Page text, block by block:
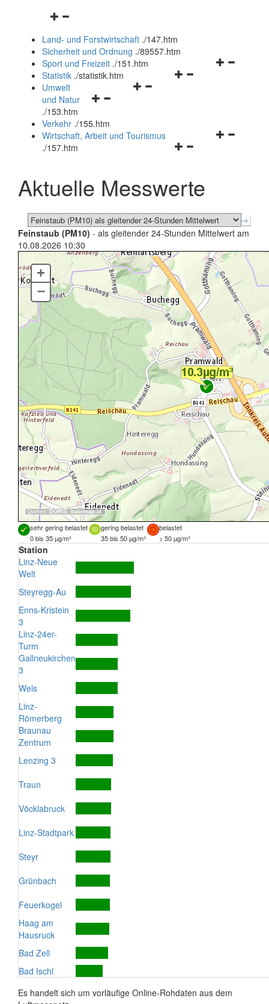
Navigationsmenü
und
schließen
Land- und Forstwirtschaft ./147.htm
Sicherheit und Ordnung ./89557.htm
Navigationsmenü
Sport und Freizeit ./151.htm
Navigationsmenü
Statistik ./statistik.htm
Navigationsmenü
und
schließen
Umwelt
und Natur
./153.htm
Verkehr ./155.htm
Navigationsmenü
schließen
Wirtschaft, Arbeit und Tourismus
./157.htm
Aktuelle Messwerte
Feinstaub (PM10) - als gleitender 24-Stunden Mittelwert am
10.08.2026 10:30
Quellen: DORIS, basemap.at
+
–
sehr gering belastet gering belastet
belastet
0 bis 35 µg/m³
35 bis 50 µg/m³ > 50 µg/m³
Station
Linz-Neue
Welt
Steyregg-Au
Enns-Kristein
3
Linz-24er-
Turm
Gallneukirchen
3
Wels
Linz-
Römerberg
Braunau
Zentrum
Lenzing 3
Traun
Vöcklabruck
Linz-Stadtpark
Steyr
Grünbach
Feuerkogel
Haag am
Hausruck
Bad Zell
Bad Ischl
Es handelt sich um vorläufige Online-Rohdaten aus dem